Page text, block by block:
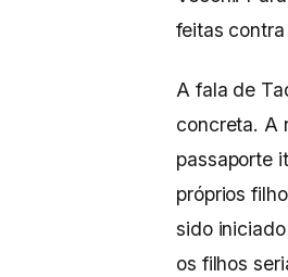
feitas
A fala de
concreta. A
passaporte
próprios
sido
os filhos